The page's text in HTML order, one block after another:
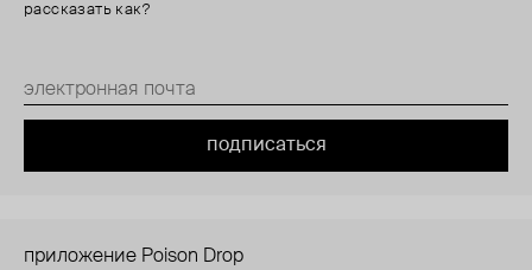
рассказать как?
подписаться
приложение Poison Drop